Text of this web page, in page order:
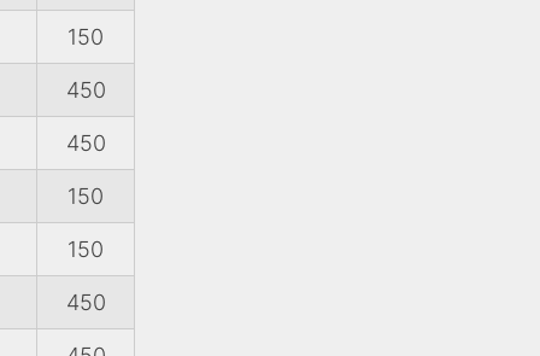
150
450
450
150
150
450